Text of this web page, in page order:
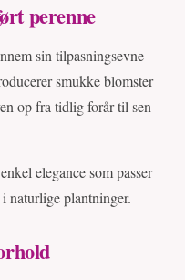
perenne
sin tilpasningsevne
smukke blomster
op fra tidlig forår til sen
elegance som passer
naturlige plantninger.